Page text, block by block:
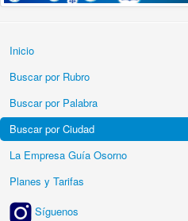
Inicio
Buscar por Rubro
Buscar por Palabra
Buscar por Ciudad
La Empresa Guía Osorno
Planes y Tarifas
Síguenos